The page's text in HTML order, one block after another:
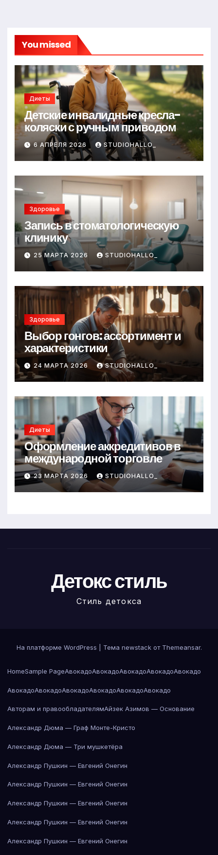
You missed
Диеты
Детские инвалидные кресла-
коляски с ручным приводом
6 АПРЕЛЯ 2026 STUDIOHALLO_
Здоровье
Запись в стоматологическую
клинику
25 МАРТА 2026 STUDIOHALLO_
Здоровье
Выбор гонгов: ассортимент и
характеристики
24 МАРТА 2026 STUDIOHALLO_
Диеты
Оформление аккредитивов в
международной торговле
23 МАРТА 2026 STUDIOHALLO_
Детокс стиль
Стиль детокса
На платформе WordPress Тема newstack от Themeansar.
HomeSample PageАвокадоАвокадоАвокадоАвокадоАвокадо
АвокадоАвокадоАвокадоАвокадоАвокадоАвокадо
Авторам и правообладателямАйзек Азимов — Основание
Александр Дюма — Граф Монте-Кристо
Александр Дюма — Три мушкетёра
Александр Пушкин — Евгений Онегин
Александр Пушкин — Евгений Онегин
Александр Пушкин — Евгений Онегин
Александр Пушкин — Евгений Онегин
Александр Пушкин — Евгений Онегин